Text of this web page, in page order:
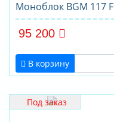
Моноблок BGM 117 F
95 200
В корзину
Под заказ